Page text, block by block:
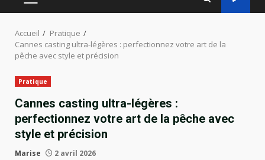
MENU
Accueil
Pratique
Cannes casting ultra-légères : perfectionnez votre art de la
pêche avec style et précision
Pratique
Cannes casting ultra-légères :
perfectionnez votre art de la pêche avec
style et précision
Marise 2 avril 2026